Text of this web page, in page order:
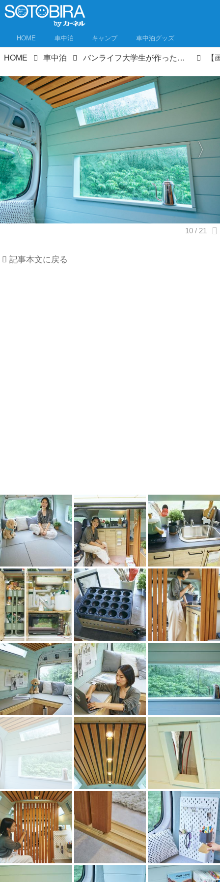
HOME 車中泊 キャンプ 車中泊グッズ
HOME 車中泊 バンライフ大学生が作ったイケア雑貨の車中泊スタイル 日本と北欧の融合の「ジャパンディ」インテリア
記事本文に戻る